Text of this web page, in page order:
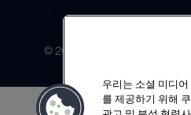
© 2015-2026, ALFA LAVAL
우리는 소셜 미디
를 제공하기 위해